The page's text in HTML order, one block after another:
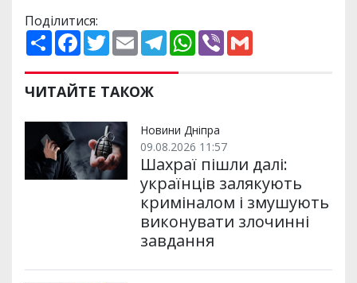
Поділитися:
П
о
и
р
и
и
F
a
e
b
o
k
T
w
t
t
e
E
m
i
l
T
e
e
m
W
h
p
V
ЧИТАЙТЕ ТАКОЖ
Новини Дніпра
09.08.2026 11:57
Шахраї пішли далі:
українців залякують
криміналом і змушують
виконувати злочинні
завдання